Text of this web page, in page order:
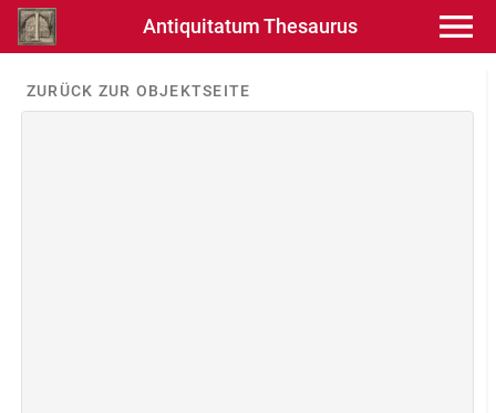
Antiquitatum Thesaurus
ZURÜCK ZUR OBJEKTSEITE